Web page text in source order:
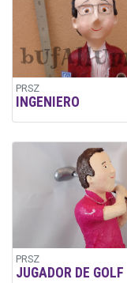
PRSZ
INGENIERO
PRSZ
JUGADOR DE GOLF